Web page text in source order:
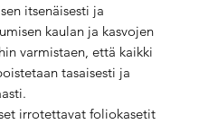
itsenäisesti ja
kaulan ja kasvojen
varmistaen, että kaikki
tasaisesti ja
irrotettavat foliokasetit